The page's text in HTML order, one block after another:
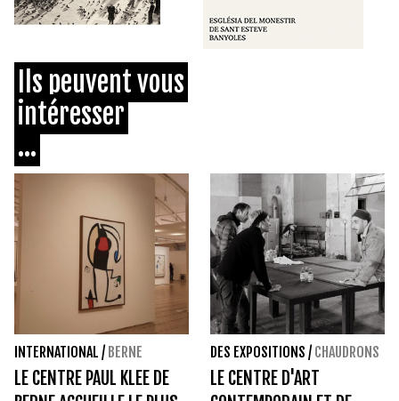
Ils peuvent vous
intéresser
...
INTERNATIONAL / BERNE
LE CENTRE PAUL KLEE DE
DES EXPOSITIONS / CHAUDRONS
LE CENTRE D'ART